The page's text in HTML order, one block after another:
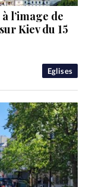
Religions
Eglises
l’image de
Kiev du 15